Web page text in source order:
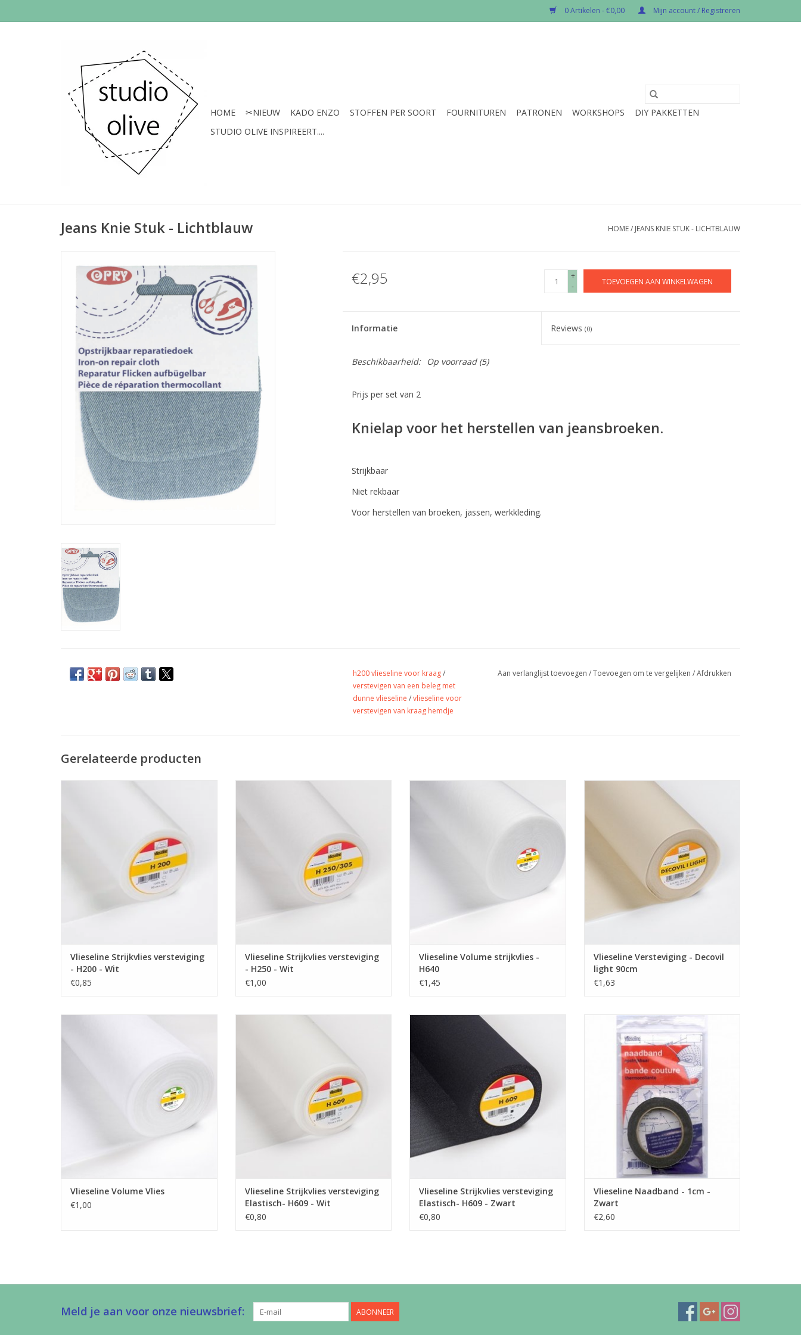
0 Artikelen - €0,00 Mijn account / Registreren
HOME ✂︎NIEUW KADO ENZO STOFFEN PER SOORT FOURNITUREN PATRONEN WORKSHOPS
DIY PAKKETTEN
STUDIO OLIVE INSPIREERT....
Jeans Knie Stuk - Lichtblauw HOME/ JEANS KNIE STUK - LICHTBLAUW
€2,95
+
-
TOEVOEGEN AAN WINKELWAGEN
Informatie Reviews(0)
Beschikbaarheid: Op voorraad(5)
Prijs per set van 2
Knielap voor het herstellen van jeansbroeken.
Strijkbaar
Niet rekbaar
Voor herstellen van broeken, jassen, werkkleding.
h200 vlieseline voor kraag/
verstevigen van een beleg met
dunne vlieseline /vlieseline voor
verstevigen van kraag hemdje
Aan verlanglijst toevoegen /Toevoegen om te vergelijken /Afdrukken
Gerelateerde producten
Onze stoffen worden verkocht vanaf en
per 10 cm.
Ook de prijs die je ziet is aangegeven per
10 cm.
Wil je een meter stof bestellen, vul dan
"10" als aantal in.
De stof wordt uiteraard uit 1 stuk geknipt!
Vlieseline Strijkvlies versteviging
- H200 - Wit
€0,85
per 10 cm.
Ook de prijs die je ziet is aangegeven per
10 cm.
Wil je een meter stof bestellen, vul dan
"10" als aantal in.
De stof wordt uiteraard uit 1 stuk geknipt!
Vlieseline Strijkvlies versteviging
- H250 - Wit
€1,00
Volume Vlieseline - H640
Ook de prijs die je ziet is aangegeven per
Wil je een meter stof bestellen, vul dan
De stof wordt uiteraard uit 1 stuk geknipt!
TOEVOEGEN AAN WINKELWAGEN
Vlieseline Volume strijkvlies -
H640
€1,45
Prijs per 10 cm.
Versteviging - Decovil light 90cm
Onze stoffen worden verkocht vanaf en
per 10 cm.
Ook de prijs die je ziet is aangegeven per
10 cm.
Wil je een meter stof bestellen, vul dan
"10" als aantal in.
De stof wordt uiteraard uit 1 stuk
Vlieseline Versteviging - Decovil
light 90cm
€1,63
Vlieseline Volume Vlies
€1,00
Prijs per 10 cm.
Ook de prijs die je ziet is aangegeven per
10 cm.
Wil je een meter stof bestellen, vul dan
"10" als aantal in.
De stof wordt uiteraard uit 1 st
TOEVOEGEN AAN WINKELWAGEN
Vlieseline Strijkvlies versteviging
Elastisch- H609 - Wit
€0,80
Prijs per 10 cm.
Versteviging voor elastische stoffen.
Onze stoffen worden verkocht vanaf en
per 10 cm.
Ook de prijs die je ziet is aangegeven per
10 cm.
Wil je een meter stof bestellen, vul dan
"10" als aantal in.
De stof wordt uiteraard uit 1 st
TOEVOEGEN AAN WINKELWAGEN
Vlieseline Strijkvlies versteviging
Elastisch- H609 - Zwart
€0,80
Prijs per 5 m
Naadband - 1cm - Zwart
TOEVOEGEN AAN WINKELWAGEN
Vlieseline Naadband - 1cm -
Zwart
€2,60
Meld je aan voor onze nieuwsbrief: ABONNEER